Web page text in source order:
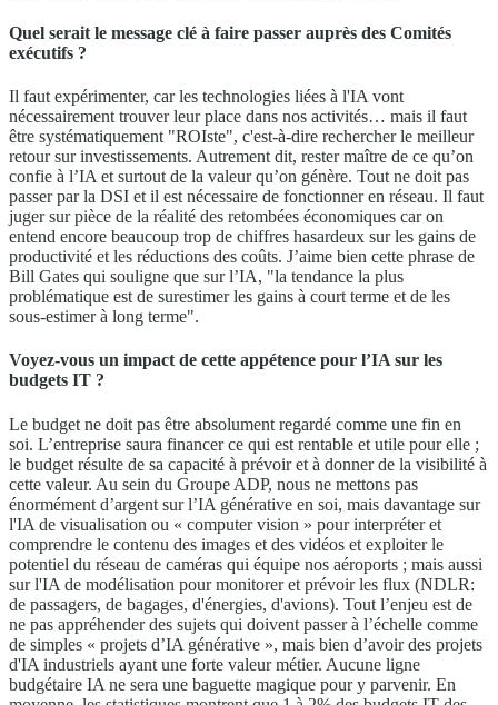
Quel serait le message clé à faire passer auprès des Comités
exécutifs ?
Il faut expérimenter, car les technologies liées à l'IA vont
nécessairement trouver leur place dans nos activités… mais il faut
être systématiquement "ROIste", c'est-à-dire rechercher le meilleur
retour sur investissements. Autrement dit, rester maître de ce qu’on
confie à l’IA et surtout de la valeur qu’on génère. Tout ne doit pas
passer par la DSI et il est nécessaire de fonctionner en réseau. Il faut
juger sur pièce de la réalité des retombées économiques car on
entend encore beaucoup trop de chiffres hasardeux sur les gains de
productivité et les réductions des coûts. J’aime bien cette phrase de
Bill Gates qui souligne que sur l’IA, "la tendance la plus
problématique est de surestimer les gains à court terme et de les
sous-estimer à long terme".
Voyez-vous un impact de cette appétence pour l’IA sur les
budgets IT ?
Le budget ne doit pas être absolument regardé comme une fin en
soi. L’entreprise saura financer ce qui est rentable et utile pour elle ;
le budget résulte de sa capacité à prévoir et à donner de la visibilité à
cette valeur. Au sein du Groupe ADP, nous ne mettons pas
énormément d’argent sur l’IA générative en soi, mais davantage sur
l'IA de visualisation ou « computer vision » pour interpréter et
comprendre le contenu des images et des vidéos et exploiter le
potentiel du réseau de caméras qui équipe nos aéroports ; mais aussi
sur l'IA de modélisation pour monitorer et prévoir les flux (NDLR:
de passagers, de bagages, d'énergies, d'avions). Tout l’enjeu est de
ne pas appréhender des sujets qui doivent passer à l’échelle comme
de simples « projets d’IA générative », mais bien d’avoir des projets
d'IA industriels ayant une forte valeur métier. Aucune ligne
budgétaire IA ne sera une baguette magique pour y parvenir. En